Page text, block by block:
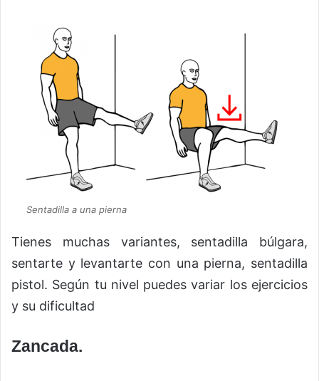
Sentadilla a una pierna
Tienes muchas variantes, sentadilla búlgara,
sentarte y levantarte con una pierna, sentadilla
pistol. Según tu nivel puedes variar los ejercicios
y su dificultad
Zancada.